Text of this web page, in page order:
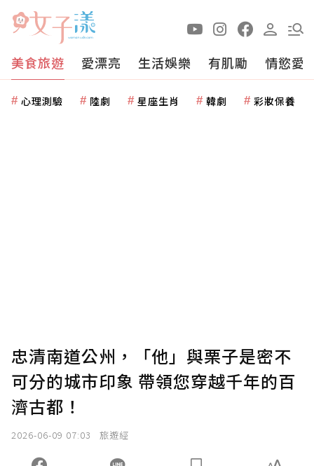
美食旅遊 愛漂亮 生活娛樂 有肌勵 情慾愛
心理測驗 陸劇 星座生肖 韓劇 彩妝保養
忠清南道公州，「他」與栗子是密不
可分的城市印象 帶領您穿越千年的百
濟古都！
2026-06-09 07:03 旅遊經